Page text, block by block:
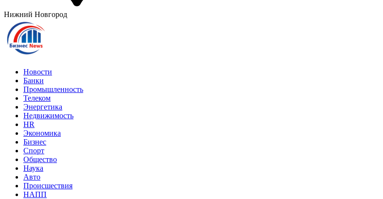
Нижний Новгород
Новости
Банки
Промышленность
Телеком
Энергетика
Недвижимость
HR
Экономика
Бизнес
Спорт
Общество
Наука
Авто
Происшествия
НАПП